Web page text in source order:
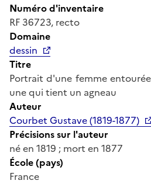
Numéro d'inventaire
RF 36723, recto
Domaine
dessin
Titre
Portrait d'une femme
une qui tient un agneau
Auteur
Courbet Gustave (1819-1877)
Précisions sur l'auteur
né en 1819 ; mort en 1877
École (pays)
France